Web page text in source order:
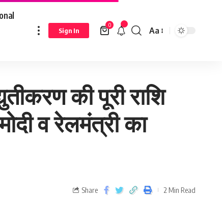
Sign In
0
Aa
आभार
की पूरी राशि
व रेलमंत्री का
Share 2 Min Read